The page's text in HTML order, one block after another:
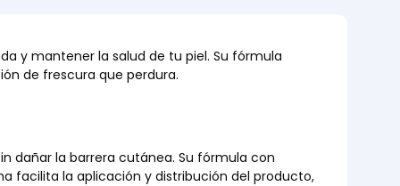
y mantener la salud de tu piel. Su fórmula
de frescura que perdura.
dañar la barrera cutánea. Su fórmula con
facilita la aplicación y distribución del producto,